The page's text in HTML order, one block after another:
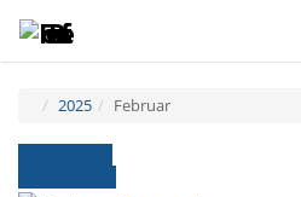
2025 Februar